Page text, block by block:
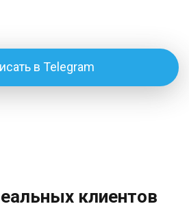
в Telegram
клиентов